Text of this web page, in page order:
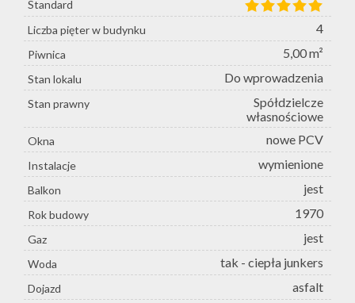
Standard
Liczba pięter w budynku
4
Piwnica 5,00 m²
Stan lokalu Do wprowadzenia
Stan prawny
Spółdzielcze
własnościowe
Okna nowe PCV
Instalacje wymienione
Balkon jest
Rok budowy 1970
Gaz jest
Woda tak - ciepła junkers
Dojazd asfalt